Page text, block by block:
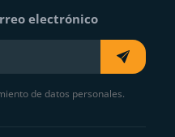
electrónico
de datos personales.